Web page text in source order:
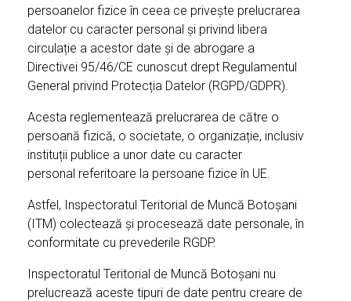
persoanelor fizice în ceea ce privește prelucrarea
datelor cu caracter personal și privind libera
circulație a acestor date și de abrogare a
Directivei 95/46/CE cunoscut drept Regulamentul
General privind Protecția Datelor (RGPD/GDPR).
Acesta reglementează prelucrarea de către o
persoană fizică, o societate, o organizație, inclusiv
instituții publice a unor date cu caracter
personal referitoare la persoane fizice în UE.
Astfel, Inspectoratul Teritorial de Muncă Botoșani
(ITM) colectează și procesează date personale, în
conformitate cu prevederile RGDP.
Inspectoratul Teritorial de Muncă Botoșani nu
prelucrează aceste tipuri de date pentru creare de